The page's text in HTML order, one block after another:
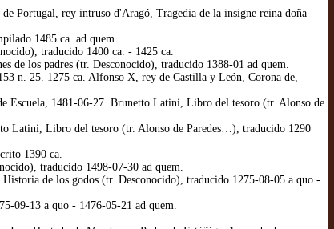
Portugal, rey intruso d'Aragó, Tragedia de la insigne reina doña
1485 ca. ad quem.
traducido 1400 ca. - 1425 ca.
de los padres (tr. Desconocido), traducido 1388-01 ad quem.
n. 25. 1275 ca. Alfonso X, rey de Castilla y León, Corona de,
Escuela, 1481-06-27. Brunetto Latini, Libro del tesoro (tr. Alonso de
Latini, Libro del tesoro (tr. Alonso de Paredes…), traducido 1290
1390 ca.
traducido 1498-07-30 ad quem.
de los godos (tr. Desconocido), traducido 1275-08-05 a quo -
09-13 a quo - 1476-05-21 ad quem.